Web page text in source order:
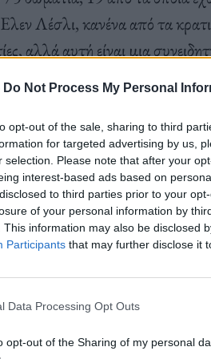
Do Not Process My Personal
opt-out of the sale, sharing to third
for targeted advertising by us,
selection. Please note that after your
interest-based ads based on
to third parties prior to your
of your personal information by
This information may also be disclosed
Participants that may further disclose it
Data Processing Opt Outs
opt-out of the Sharing of my personal
Λέσλι, κανένα από τα
αλλά αυτή είναι μια
κυρίως για λόγους μόδας,
η βασιλική
να συνεχίσει να φαίνεται το
και απαιτεί αρκετή
Ο λόγος που κράτησε τόσο
υψηλά πρότυπα. Πολλά
που αγάπησε το μέρος.
μια συνέχεια αυτού που